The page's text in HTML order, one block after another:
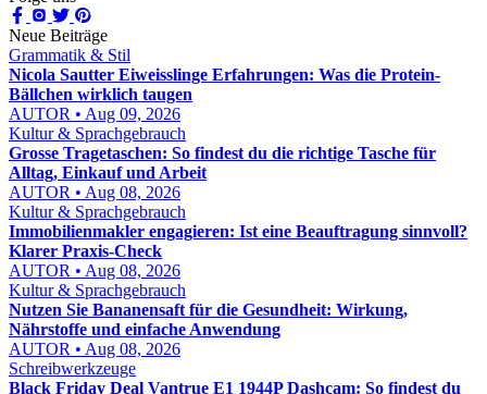
Neue Beiträge
Grammatik & Stil
Nicola Sautter Eiweisslinge Erfahrungen: Was die Protein-
Bällchen wirklich taugen
AUTOR • Aug 09, 2026
Kultur & Sprachgebrauch
Grosse Tragetaschen: So findest du die richtige Tasche für
Alltag, Einkauf und Arbeit
AUTOR • Aug 08, 2026
Kultur & Sprachgebrauch
Immobilienmakler engagieren: Ist eine Beauftragung sinnvoll?
Klarer Praxis-Check
AUTOR • Aug 08, 2026
Kultur & Sprachgebrauch
Nutzen Sie Bananensaft für die Gesundheit: Wirkung,
Nährstoffe und einfache Anwendung
AUTOR • Aug 08, 2026
Schreibwerkzeuge
Black Friday Deal Vantrue E1 1944P Dashcam: So findest du